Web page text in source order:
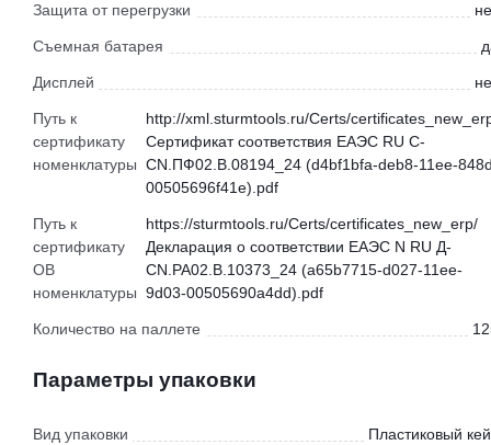
Защита от перегрузки
Съемная батарея
Дисплей
Путь к
сертификату
номенклатуры
http://xml.sturmtools.ru/Certs/
Сертификат соответствия ЕАЭС RU С-
CN.ПФ02.В.08194_24 (d4bf1bfa-deb8-11ee-
00505696f41e).pdf
Путь к
сертификату
ОВ
номенклатуры
https://sturmtools.ru/Certs/certificates_new_erp/
Декларация о соответствии ЕАЭС N RU Д-
CN.РА02.В.10373_24 (a65b7715-d027-11ee-
9d03-00505690a4dd).pdf
Количество на паллете
Параметры упаковки
Вид упаковки Пластиковый